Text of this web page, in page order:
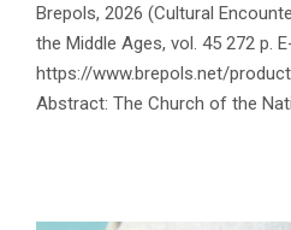
Brepols, 2026 (Cultural
the Middle Ages, vol. 45 272 p.
https://www.brepols.net/
Abstract: The Church of the